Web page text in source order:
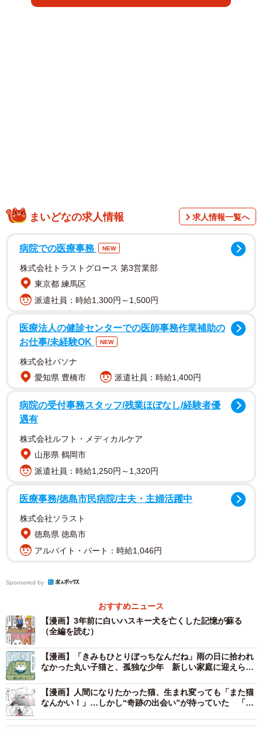
てきたことから始まります。「シロ」と名付けられたその
犬は、青い目をした白く美しいハスキー犬でした。最初は
少し怖がっていた主人公も、散歩を通して次第に心を開
き、気付けばかけがえのない存在になっていました。
2/13
またねと言ったらクイっと頷く（大友しゅうまさん提供）
まいどなの求人情報 求人情報一覧へ
病院での医療事務 NEW
株式会社トラストグロース 第3営業部
東京都 練馬区
派遣社員：時給1,300円～1,500円
医療法人の健診センターでの医師事務作業補助の
お仕事/未経験OK
NEW
株式会社パソナ
愛知県 豊橋市
派遣社員：時給1,400円
病院の受付事務スタッフ/残業ほぼなし/経験者優
遇有
株式会社ルフト・メディカルケア
山形県 鶴岡市
派遣社員：時給1,250円～1,320円
医療事務/徳島市民病院/主夫・主婦活躍中
株式会社ソラスト
徳島県 徳島市
アルバイト・パート：時給1,046円
Sponsored by
おすすめニュース
【漫画】3年前に白いハスキー犬を亡くした記憶が蘇る
（全編を読む）
【漫画】「きみもひとりぼっちなんだね」雨の日に拾われ
なかった丸い子猫と、孤独な少年 新しい家庭に迎えられ
画】
【漫画】人間になりたかった猫、生まれ変っても「また猫
なんかい！」…しかし“奇跡の出会い”が待っていた 「昔